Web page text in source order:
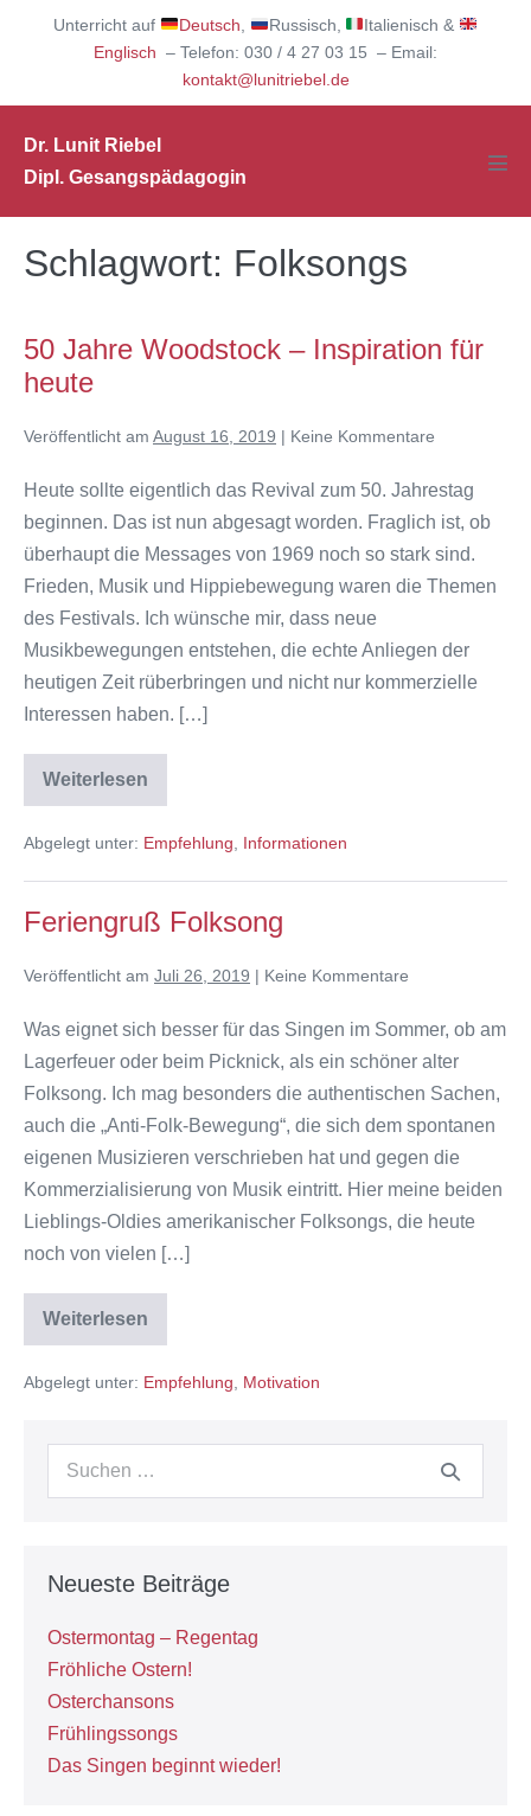
Unterricht auf Deutsch Russisch,
Italienisch &
Englisch – Telefon: 030 / 4 27 03 15 – Email:
kontakt@lunitriebel.de
Dr. Lunit Riebel
Dipl. Gesangspädagogin
Schlagwort: Folksongs
50 Jahre Woodstock – Inspiration für
heute
Veröffentlicht am August 16, 2019 | Keine Kommentare
Heute sollte eigentlich das Revival zum 50. Jahrestag
beginnen. Das ist nun abgesagt worden. Fraglich ist, ob
überhaupt die Messages von 1969 noch so stark sind.
Frieden, Musik und Hippiebewegung waren die Themen
des Festivals. Ich wünsche mir, dass neue
Musikbewegungen entstehen, die echte Anliegen der
heutigen Zeit rüberbringen und nicht nur kommerzielle
Interessen haben. […]
Weiterlesen
50
Jahre
–
für
Abgelegt unter: Empfehlung Informationen
Feriengruß Folksong
Veröffentlicht am Juli 26, 2019 | Keine Kommentare
Was eignet sich besser für das Singen im Sommer, ob am
Lagerfeuer oder beim Picknick, als ein schöner alter
Folksong. Ich mag besonders die authentischen Sachen,
auch die „Anti-Folk-Bewegung“, die sich dem spontanen
eigenen Musizieren verschrieben hat und gegen die
Kommerzialisierung von Musik eintritt. Hier meine beiden
Lieblings-Oldies amerikanischer Folksongs, die heute
noch von vielen […]
Weiterlesen
Feriengruß
Folksong
Abgelegt unter: Empfehlung Motivation
Suchen
Neueste Beiträge
Ostermontag – Regentag
Fröhliche Ostern!
Osterchansons
Frühlingssongs
Das Singen beginnt wieder!